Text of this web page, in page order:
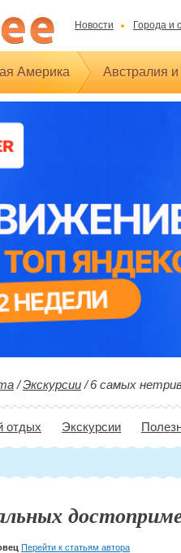
Новости Города и
Америка Австралия
/Экскурсии /6 самых
отдых Экскурсии
Перейти к статьям автора